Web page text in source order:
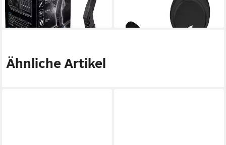
62,01 €
lieferbar - in 4-5 Werktagen bei dir lieferbar - in 2-3 Werktagen bei dir
Ähnliche Artikel